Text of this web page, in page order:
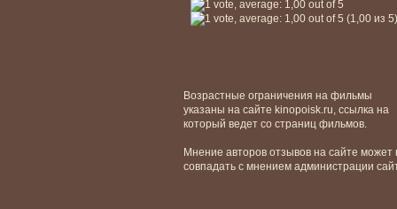
(1,00 из 5)
Возрастные ограничения на фильмы
указаны на сайте kinopoisk.ru, ссылка на
который ведет со страниц фильмов.
Мнение авторов отзывов на сайте может
совпадать с мнением администрации